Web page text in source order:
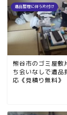
遺品整理に伴う片付け
熊谷市のゴミ屋敷
ち会いなしで遺品
応《見積り無料》